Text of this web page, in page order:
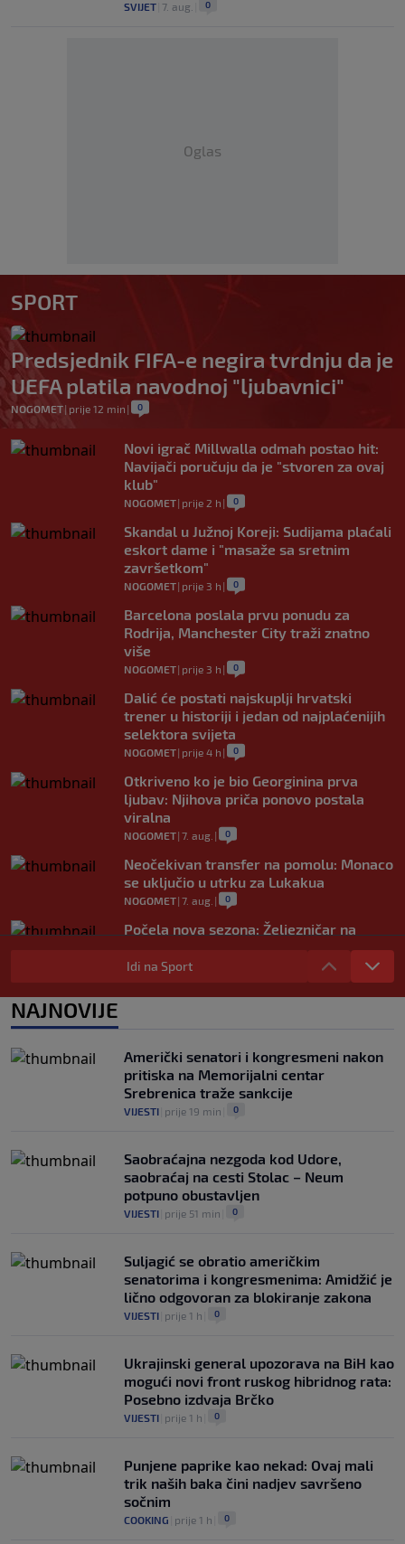
SVIJET 7. aug. 0
Oglas
SPORT
Predsjednik FIFA-e negira tvrdnju da je
UEFA platila navodnoj "ljubavnici"
NOGOMET| prije 12 min | 0
Novi igrač Millwalla odmah postao hit:
Navijači poručuju da je "stvoren za ovaj
klub"
NOGOMET| prije 2 h | 0
Skandal u Južnoj Koreji: Sudijama plaćali
eskort dame i "masaže sa sretnim
završetkom"
NOGOMET| prije 3 h | 0
Barcelona poslala prvu ponudu za
Rodrija, Manchester City traži znatno
više
NOGOMET| prije 3 h | 0
Dalić će postati najskuplji hrvatski
trener u historiji i jedan od najplaćenijih
selektora svijeta
NOGOMET| prije 4 h | 0
Otkriveno ko je bio Georginina prva
ljubav: Njihova priča ponovo postala
viralna
NOGOMET| 7. aug. | 0
Neočekivan transfer na pomolu: Monaco
se uključio u utrku za Lukakua
NOGOMET| 7. aug. | 0
Počela nova sezona: Željezničar na
NOGOMET|7. aug.
UEFA pokreće istragu: Je li Infantino
NOGOMET
Idi na Sport
NAJNOVIJE
Američki senatori i kongresmeni nakon
pritiska na Memorijalni centar
Srebrenica traže sankcije
VIJESTI prije 19 min 0
Saobraćajna nezgoda kod Udore,
saobraćaj na cesti Stolac – Neum
potpuno obustavljen
VIJESTI prije 51 min 0
Suljagić se obratio američkim
senatorima i kongresmenima: Amidžić je
lično odgovoran za blokiranje zakona
VIJESTI prije 1 h 0
Ukrajinski general upozorava na BiH kao
mogući novi front ruskog hibridnog rata:
Posebno izdvaja Brčko
VIJESTI prije 1 h 0
Punjene paprike kao nekad: Ovaj mali
trik naših baka čini nadjev savršeno
sočnim
COOKING prije 1 h 0